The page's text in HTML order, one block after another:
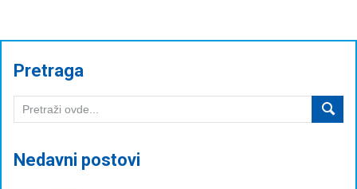
Pretraga
Nedavni postovi